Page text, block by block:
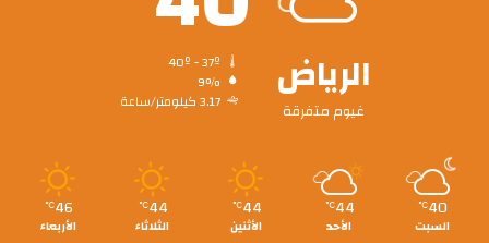
الرياض
غيوم متفرقة
9%
3.17 كيلومتر/ساعة
40
℃
السبت
44
℃
الأحد
44
℃
الأثنين
44
℃
الثلاثاء
46
℃
الأربعاء